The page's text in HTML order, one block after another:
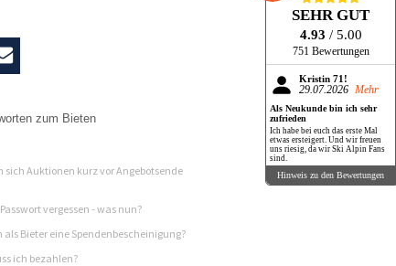
zum Bieten
sich Auktionen kurz vor Angebotsende
vergessen - was nun?
Bieter eine Spendenbescheinigung?
ich bezahlen?
SEHR GUT
4.93 / 5.00
751 Bewertungen
Kristin 71!
29.07.2026 Mehr
Als Neukunde bin ich sehr
zufrieden
Ich habe bei euch das erste Mal
etwas ersteigert. Und wir freuen
uns riesig, da wir Ski Alpin Fans
sind.
Hinweis zu den Bewertungen